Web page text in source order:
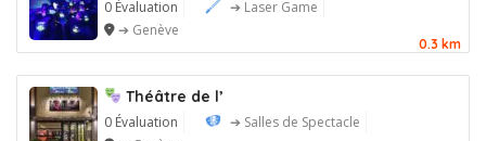
0 Évaluation
➔ Laser Game
➔ Genève
0.3 km
Théâtre de l’
0 Évaluation
➔ Salles de Spectacle